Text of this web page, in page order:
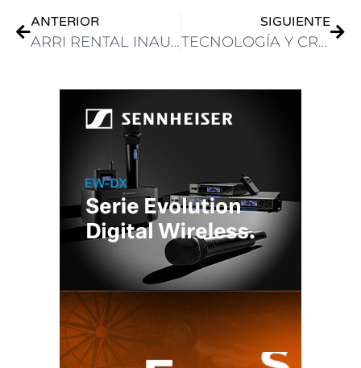
ANTERIOR
ARRI RENTAL INAUGURA UNA NUEVA SEDE DE EQUIPOS DE ILUMINACIÓN Y GRIP
SIGUIENTE
TECNOLOGÍA Y CREATIVIDAD: EL ÉXITO DE BLACKMAGIC DESIGN EN BRASILIA, REPRESENTADO POR GRUPO PINNACLE